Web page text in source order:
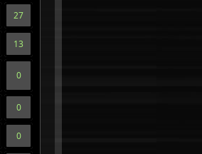
27
13
0
0
0